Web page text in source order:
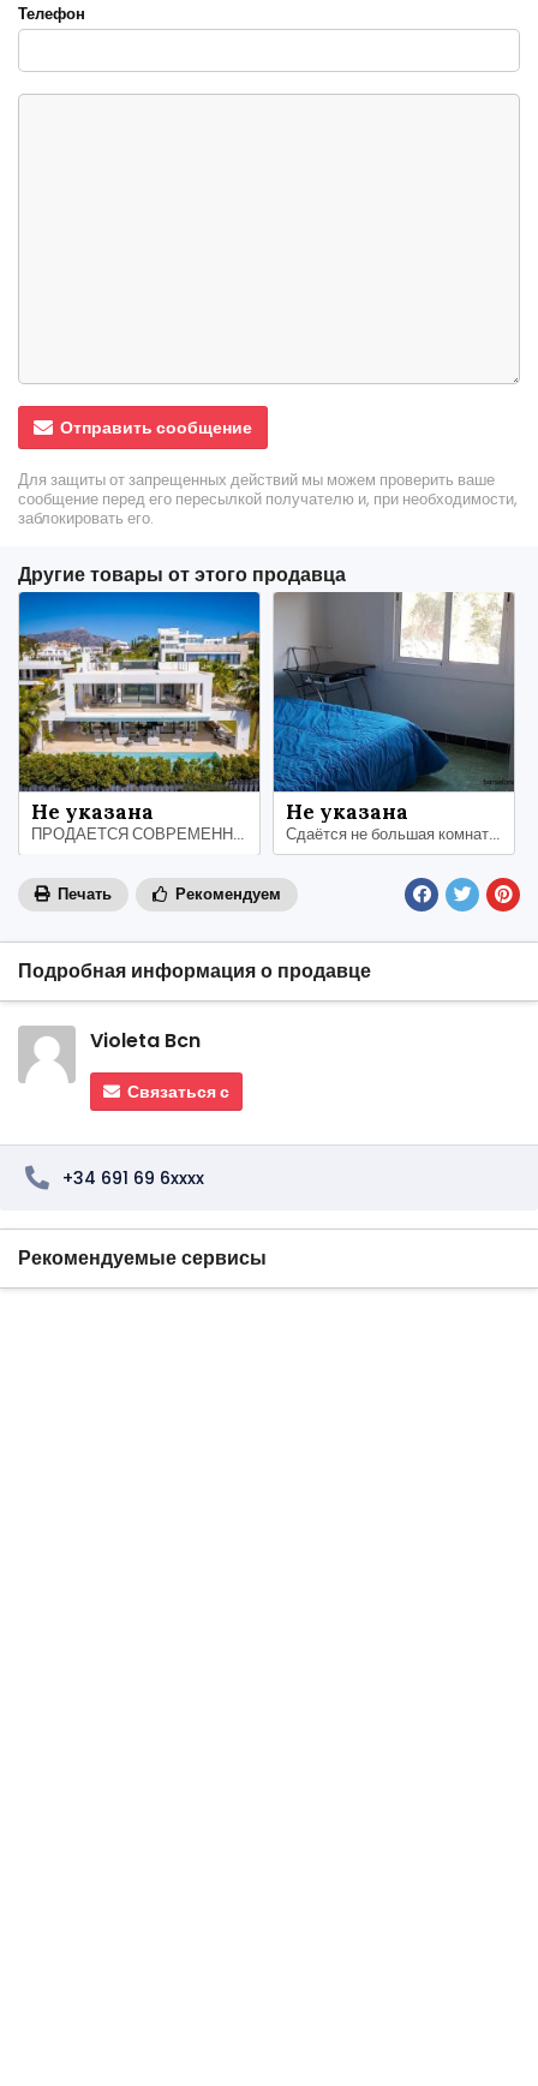
Телефон
Отправить сообщение
Для защиты от запрещенных действий мы можем проверить ваше
сообщение перед его пересылкой получателю и, при необходимости,
заблокировать его.
Другие товары от этого продавца
Не указана
ПРОДАЕТСЯ СОВРЕМЕННАЯ РОСКОШНАЯ ВИЛЛА В ПРЕСТИЖНОМ ЗАКРЫТОМ СООБЩЕСТВЕ
Не указана
Сдаётся не большая комната (7,5м квадратных), в тихом городке Sant Cebria de Vallalta
Печать Рекомендуем
Подробная информация о продавце
Violeta Bcn
Связаться с
+34 691 69 6xxxx
Рекомендуемые сервисы